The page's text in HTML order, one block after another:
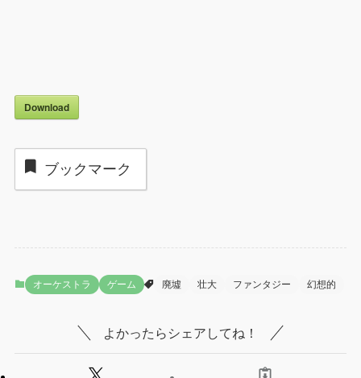
Download
ブックマーク
オーケストラ ゲーム 廃墟 壮大 ファンタジー 幻想的
よかったらシェアしてね！